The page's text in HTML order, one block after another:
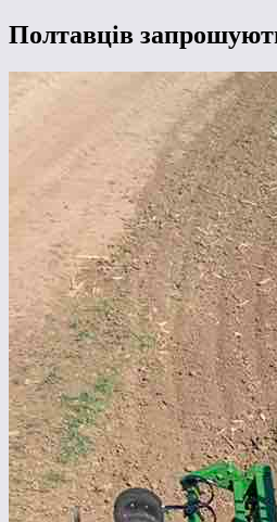
Полтавців